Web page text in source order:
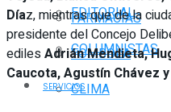
FARMACIAS
TOMBOLA
CLIMA
EDITORIAL
COLUMNISTAS
SERVICIOS
Díaz, mientras que de la
presidente del Concejo
edilesAdrián Mendieta,
Caucota, Agustín Chávez